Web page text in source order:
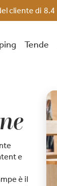
cliente di 8.4
Tende
e
è il